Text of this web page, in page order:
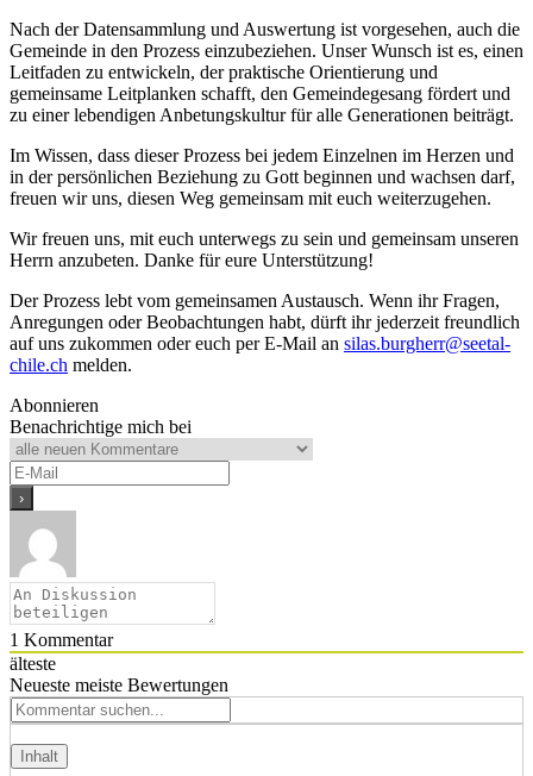
Nach der Datensammlung und Auswertung ist vorgesehen, auch die
Gemeinde in den Prozess einzubeziehen. Unser Wunsch ist es, einen
Leitfaden zu entwickeln, der praktische Orientierung und
gemeinsame Leitplanken schafft, den Gemeindegesang fördert und
zu einer lebendigen Anbetungskultur für alle Generationen beiträgt.
Im Wissen, dass dieser Prozess bei jedem Einzelnen im Herzen und
in der persönlichen Beziehung zu Gott beginnen und wachsen darf,
freuen wir uns, diesen Weg gemeinsam mit euch weiterzugehen.
Wir freuen uns, mit euch unterwegs zu sein und gemeinsam unseren
Herrn anzubeten. Danke für eure Unterstützung!
Der Prozess lebt vom gemeinsamen Austausch. Wenn ihr Fragen,
Anregungen oder Beobachtungen habt, dürft ihr jederzeit freundlich
auf uns zukommen oder euch per E-Mail an silas.burgherr@seetal-
chile.ch melden.
Abonnieren
Benachrichtige mich bei
1 Kommentar
älteste
Neueste meiste Bewertungen